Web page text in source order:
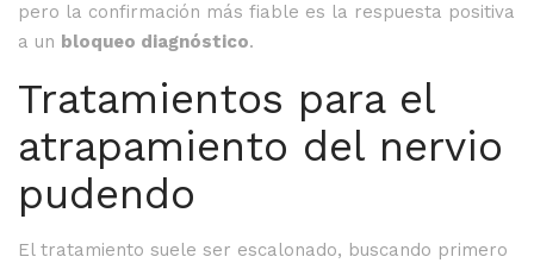
pero la confirmación más fiable es la respuesta positiva
a un bloqueo diagnóstico.
Tratamientos para el
atrapamiento del nervio
pudendo
El tratamiento suele ser escalonado, buscando primero